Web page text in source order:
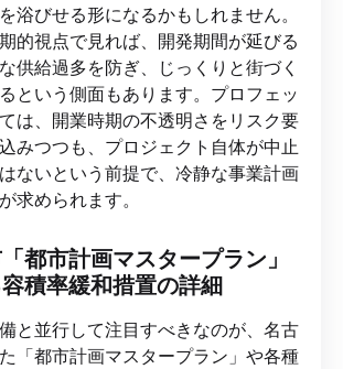
浴びせる形になるかもしれません。
的視点で見れば、開発期間が延びる
供給過多を防ぎ、じっくりと街づく
という側面もあります。プロフェッ
は、開業時期の不透明さをリスク要
みつつも、プロジェクト自体が中止
ないという前提で、冷静な事業計画
求められます。
都市計画マスタープラン」
積率緩和措置の詳細
と並行して注目すべきなのが、名古
「都市計画マスタープラン」や各種